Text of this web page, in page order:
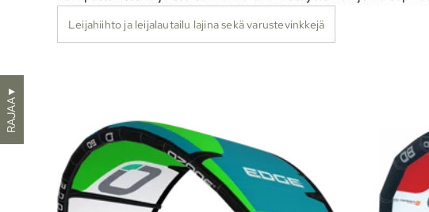
Leijahiihto ja leijalautailu lajina sekä varustevinkkejä
RAJAA
▼